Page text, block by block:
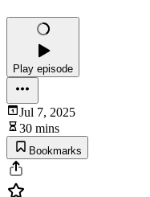
Play episode
Jul 7, 2025
30 mins
Bookmarks